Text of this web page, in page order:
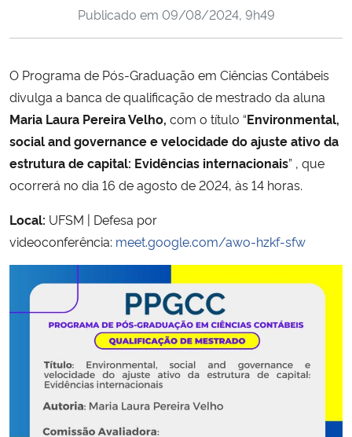
Ministério da Cidadania
Ministério de Minas e Energia
Ministério da Ciência, Tecnologia, Inovações e Comunicações
Ministério do Meio Ambiente
Ministério do Turismo
Ministério do Desenvolvimento Regional
Controladoria-Geral da União
Ministério da Mulher, da Família e dos Direitos Humanos
Secretaria-Geral
Secretaria de Governo
Publicado em 09/08/2024, 9h49
O Programa de Pós-Graduação em Ciências Contábeis
divulga a banca de qualificação de mestrado da aluna
Maria Laura Pereira Velho, com o título “Environmental,
social and governance e velocidade do ajuste ativo da
estrutura de capital: Evidências internacionais” , que
ocorrerá no dia 16 de agosto de 2024, às 14 horas.
Local: UFSM | Defesa por
videoconferência: meet.google.com/awo-hzkf-sfw